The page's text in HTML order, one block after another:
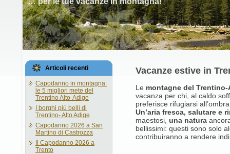
Articoli recenti
Capodanno in montagna:
le 5 migliori mete del
Trentino Alto-Adige
I borghi più belli di
Trentino- Alto Adige
Capodanno 2026 a San
Martino di Castrozza
Il Capodanno 2026 a
Trento
Vacanze estive in
Le montagne del
vacanza per chi, al caldo
preferisce rifugiarsi
Un’aria fresca, salutare e
maestosi, una natura
bellissimi: questi sono solo
contribuiranno a rendere